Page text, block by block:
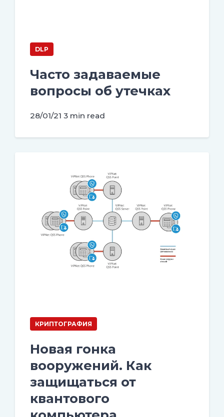
DLP
Часто задаваемые
вопросы об утечках
28/01/21 3 min read
КРИПТОГРАФИЯ
Новая гонка
вооружений. Как
защищаться от
квантового